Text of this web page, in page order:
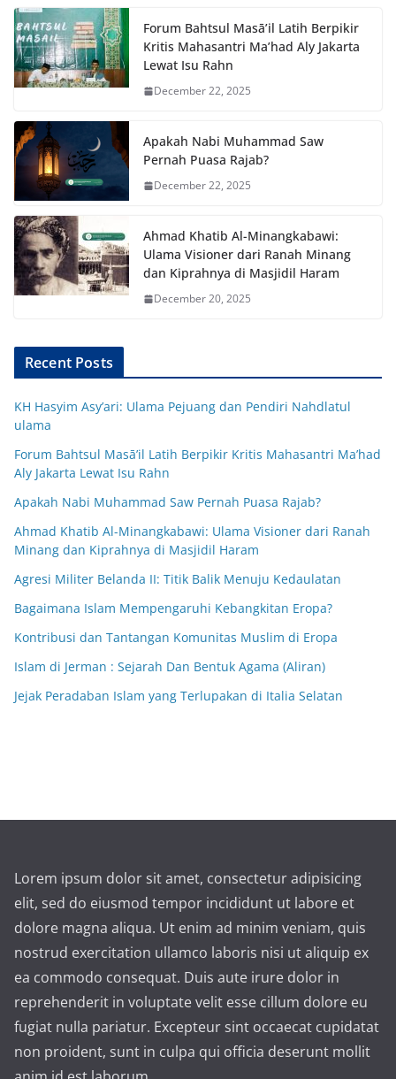
Forum Bahtsul Masā’il Latih Berpikir
Kritis Mahasantri Ma’had Aly Jakarta
Lewat Isu Rahn
December 22, 2025
Apakah Nabi Muhammad Saw
Pernah Puasa Rajab?
December 22, 2025
Ahmad Khatib Al-Minangkabawi:
Ulama Visioner dari Ranah Minang
dan Kiprahnya di Masjidil Haram
December 20, 2025
Recent Posts
KH Hasyim Asy’ari: Ulama Pejuang dan Pendiri Nahdlatul
ulama
Forum Bahtsul Masā’il Latih Berpikir Kritis Mahasantri Ma’had
Aly Jakarta Lewat Isu Rahn
Apakah Nabi Muhammad Saw Pernah Puasa Rajab?
Ahmad Khatib Al-Minangkabawi: Ulama Visioner dari Ranah
Minang dan Kiprahnya di Masjidil Haram
Agresi Militer Belanda II: Titik Balik Menuju Kedaulatan
Bagaimana Islam Mempengaruhi Kebangkitan Eropa?
Kontribusi dan Tantangan Komunitas Muslim di Eropa
Islam di Jerman : Sejarah Dan Bentuk Agama (Aliran)
Jejak Peradaban Islam yang Terlupakan di Italia Selatan
Lorem ipsum dolor sit amet, consectetur adipisicing
elit, sed do eiusmod tempor incididunt ut labore et
dolore magna aliqua. Ut enim ad minim veniam, quis
nostrud exercitation ullamco laboris nisi ut aliquip ex
ea commodo consequat. Duis aute irure dolor in
reprehenderit in voluptate velit esse cillum dolore eu
fugiat nulla pariatur. Excepteur sint occaecat cupidatat
non proident, sunt in culpa qui officia deserunt mollit